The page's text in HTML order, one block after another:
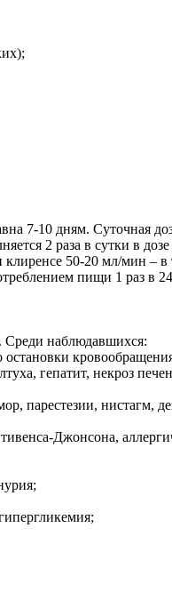
7-10 дням. Суточная
2 раза в сутки в
50-20 мл/мин –
пищи 1 раз в
Среди наблюдавшихся:
гепатит, некроз
парестезии, нистагм,
Джонсона,